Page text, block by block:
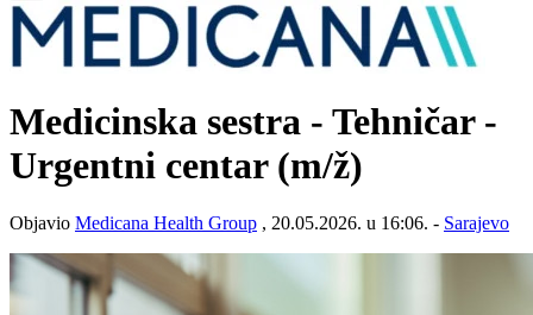
Medicinska sestra - Tehničar -
Urgentni centar (m/ž)
Objavio Medicana Health Group , 20.05.2026. u 16:06. - Sarajevo